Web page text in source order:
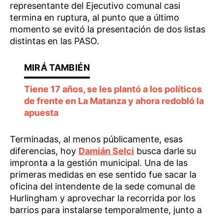
representante del Ejecutivo comunal casi
termina en ruptura, al punto que a último
momento se evitó la presentación de dos listas
distintas en las PASO.
Tiene 17 años, se les plantó a los políticos
de frente en La Matanza y ahora redobló la
apuesta
Terminadas, al menos públicamente, esas
diferencias, hoy Damián Selci busca darle su
impronta a la gestión municipal. Una de las
primeras medidas en ese sentido fue sacar la
oficina del intendente de la sede comunal de
Hurlingham y aprovechar la recorrida por los
barrios para instalarse temporalmente, junto a